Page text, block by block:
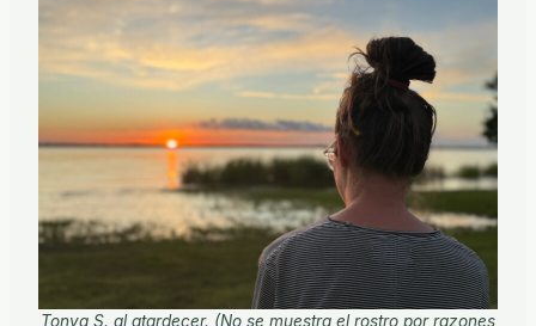
Tonya S. al atardecer. (No se muestra el rostro por razones